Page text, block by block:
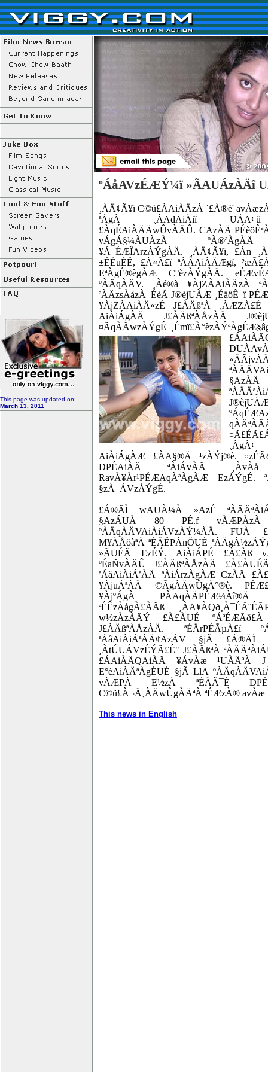
This page was updated on:
March 13, 2011
ºÁåAVzÉÆÝ¼ï »ÃAUÁzÀÄî
¸ÀÄ¢Ã¥ï C©ü£ÀAiÀÄzÀ `£À®è'
ªÁgÀ ¸ÀAdAiÀiï UÁA¢ü
£ÀqÉAiÀÄÄwÛvÀÄÛ. CAzÀÄ
vÁgÁ§¼ÀUÀzÀ ºÀ®ªÀgÀÄ
¥Á¯ÉÆÎArzÀÝgÀÄ. ¸ÀÄ¢Ã¥ï, £Àn
±ÉÊuÉÊ, £À«Ã£ï ªÀÄAiÀÄÆgï,
EªÀgÉ®ègÀÆ C°èzÀÝgÀÄ.
ºÀÄqÀÄV. ¸Àé®à ¥ÀjZÀAiÀÄzÀ
ªÀÄzsÀåzÀ¯ÉèÃ J®èjUÀÆ ¸ÉäöÊ¯ï
¥ÀjZÀAiÀÄ«zÉ J£ÀÄßªÀ
AiÀiÁgÀÄ J£ÀÄßªÀÅzÀÄ
¤ÃqÀÄwzÀÝgÉ
AiÀiÁgÀÆ £ÀA§®Ä ¹zÀÝj®è.
DPÉAiÀÄ ªÀiÁvÀÄ ¸ÀvÀå
RavÀ¥Àr¹PÉÆAqÀªÀgÀÆ EzÁÝgÉ.
§zÀ¯ÁVzÁÝgÉ.
£Á®ÄÌ wAUÀ¼À »AzÉ
§AzÁUÀ 80 PÉ.f vÀÆPÀzÀ
ºÀÄqÀÄVAiÀiÁVzÀÝ¼ÀÄ. FUÀ
M¥ÀÅöàªÀ ªÉÄÊPÀnÖUÉ
»ÃUÉÃ EzÉÝ. AiÀiÁPÉ £À£Àß
ºÉaÑvÀÄÛ J£ÀÄßªÀÅzÀÄ
ªÁåAiÀiÁªÀÄ ªÀiÁrzÀgÀÆ CzÀÄ
¥ÀjuÁªÀÄ ©ÃgÀÄwÛgÀ°®è.
¥ÀjºÁgÀ PÀAqÀÄPÉÆ¼Àî®Ä
ªÉÊzÀågÀ£ÀÄß
w½zÀzÀÄÝ £À£ÀUÉ
J£ÀÄßªÀÅzÀÄ. ªÉÄrPÉÃµÀ£ï
ªÁåAiÀiÁªÀÄ¢AzÁV §jÃ £Á®ÄÌ
¸ÀtÚUÁVzÉÝÃ£É" J£ÀÄßªÀ
£ÁAiÀÄQAiÀÄ ¥ÁvÀæ ¹UÀÄªÀ
E°èAiÀÄªÀgÉUÉ §jÃ LlA
vÀÆPÀ E½zÀ ªÉÄÃ¯É DPÉ
C©ü£À¬Ä¸ÀÄwÛgÀÄªÀ ªÉÆzÀ® avÀæ
This news in English